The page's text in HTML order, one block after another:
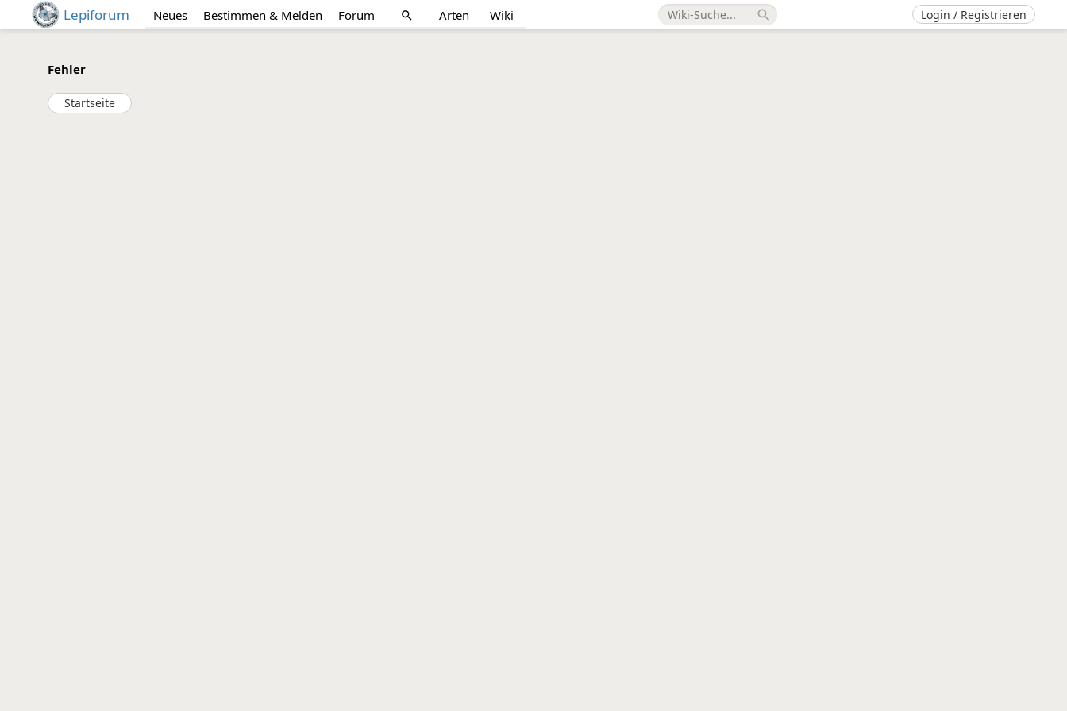
Lepiforum Neues Bestimmen & Melden Forum search Arten Wiki search Login / Registrieren
Fehler
Startseite